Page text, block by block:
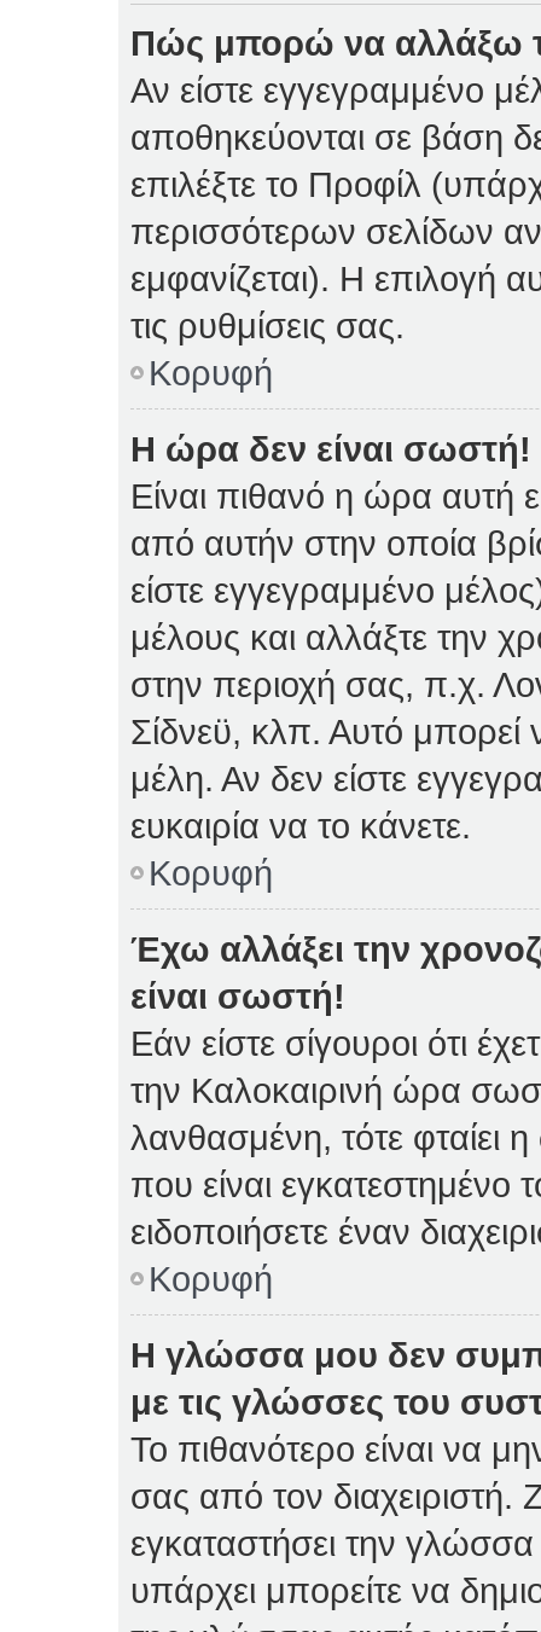
Πώς μπορώ να αλλάξω
Αν είστε εγγεγραμμένο
αποθηκεύονται σε βάση
επιλέξτε το Προφίλ
περισσότερων σελίδων
εμφανίζεται). Η επιλογή
τις ρυθμίσεις σας.
Κορυφή
Η ώρα δεν είναι σωστή!
Είναι πιθανό η ώρα αυτή
από αυτήν στην οποία
είστε εγγεγραμμένο
μέλους και αλλάξτε την
στην περιοχή σας, π.χ.
Σίδνεϋ, κλπ. Αυτό μπορεί
μέλη. Αν δεν είστε
ευκαιρία να το κάνετε.
Κορυφή
Έχω αλλάξει την
είναι σωστή!
Εάν είστε σίγουροι ότι
την Καλοκαιρινή ώρα
λανθασμένη, τότε φταίει
που είναι
ειδοποιήσετε έναν
Κορυφή
Η γλώσσα μου δεν
με τις γλώσσες του
Το πιθανότερο είναι να
σας από τον διαχειριστή.
εγκαταστήσει την
υπάρχει μπορείτε να